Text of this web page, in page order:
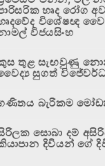
හෘද රෝග
විශේෂඥ
විජයසිංහ
තුළ සැඟවුණු
සුගත්
බැරිකම
සොබා දම්
දිවියන් ගේ